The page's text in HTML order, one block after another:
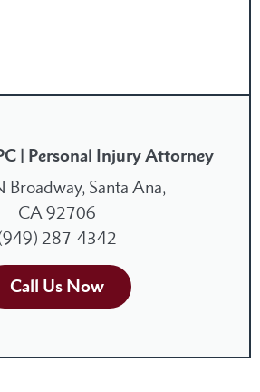
| Personal Injury Attorney
Broadway, Santa Ana,
CA 92706
287-4342
Call Us Now